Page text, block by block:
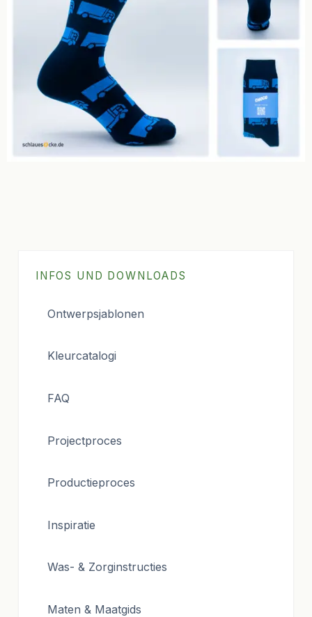
INFOS UND DOWNLOADS
Ontwerpsjablonen
Kleurcatalogi
FAQ
Projectproces
Productieproces
Inspiratie
Was- & Zorginstructies
Maten & Maatgids